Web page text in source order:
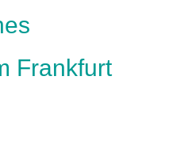
Frankfurt